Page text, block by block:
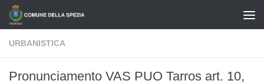
Salta al contenuto
URBANISTICA
Pronunciamento VAS PUO Tarros art. 10,